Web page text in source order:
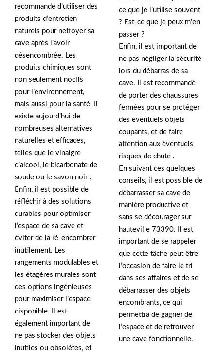
recommandé d’utiliser des
produits d’entretien
naturels pour nettoyer sa
cave après l’avoir
désencombrée. Les
produits chimiques sont
non seulement nocifs
pour l’environnement,
mais aussi pour la santé. Il
existe aujourd’hui de
nombreuses alternatives
naturelles et efficaces,
telles que le vinaigre
d’alcool, le bicarbonate de
soude ou le savon noir .
Enfin, il est possible de
réfléchir à des solutions
durables pour optimiser
l’espace de sa cave et
éviter de la ré-encombrer
inutilement. Les
rangements modulables et
les étagères murales sont
des options ingénieuses
pour maximiser l’espace
disponible. Il est
également important de
ne pas stocker des objets
inutiles ou obsolètes, et
ce que je l’utilise souvent
? Est-ce que je peux m’en
passer ?
Enfin, il est important de
ne pas négliger la sécurité
lors du débarras de sa
cave. Il est recommandé
de porter des chaussures
fermées pour se protéger
des éventuels objets
coupants, et de faire
attention aux éventuels
risques de chute .
En suivant ces quelques
conseils, il est possible de
débarrasser sa cave de
manière productive et
sans se décourager sur
hauteville 73390. Il est
important de se rappeler
que cette tâche peut être
l’occasion de faire le tri
dans ses affaires et de se
débarrasser des objets
encombrants, ce qui
permettra de gagner de
l’espace et de retrouver
une cave fonctionnelle.